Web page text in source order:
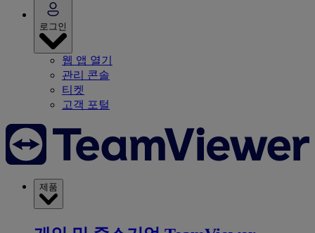
로그인
웹 앱 열기
관리 콘솔
티켓
고객 포털
제품